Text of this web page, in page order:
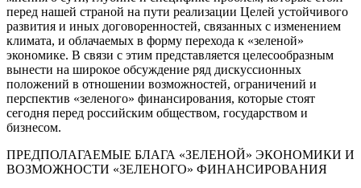
перед нашей страной на пути реализации Целей устойчивого
развития и иных договоренностей, связанных с изменением
климата, и облачаемых в форму перехода к «зеленой»
экономике. В связи с этим представляется целесообразным
вынести на широкое обсуждение ряд дискуссионных
положений в отношении возможностей, ограничений и
перспектив «зеленого» финансирования, которые стоят
сегодня перед российским обществом, государством и
бизнесом.
ПРЕДПОЛАГАЕМЫЕ БЛАГА «ЗЕЛЕНОЙ» ЭКОНОМИКИ И
ВОЗМОЖНОСТИ «ЗЕЛЕНОГО» ФИНАНСИРОВАНИЯ